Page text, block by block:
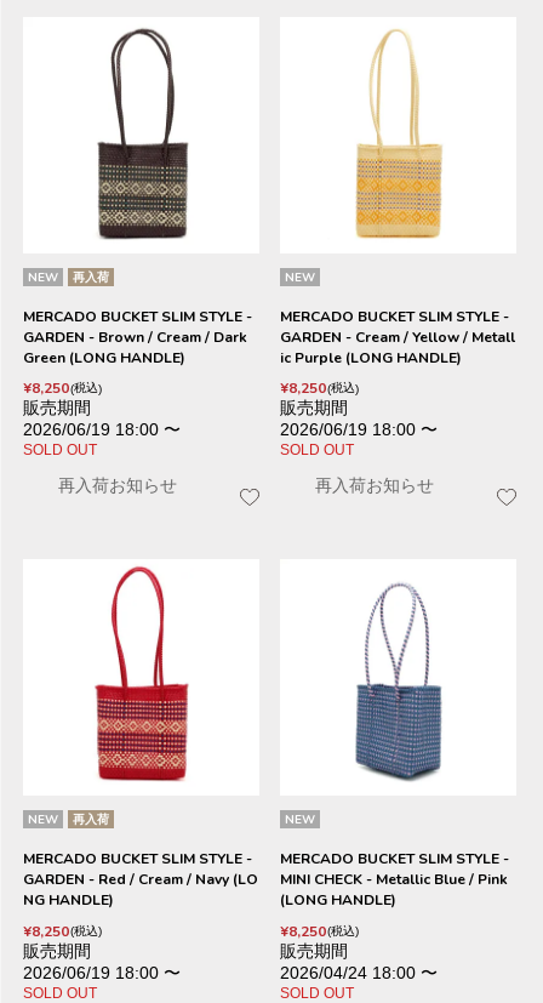
NEW 再入荷
MERCADO BUCKET SLIM STYLE -
GARDEN - Brown / Cream / Dark
Green (LONG HANDLE)
¥8,250 税込
販売期間
2026/06/19 18:00 〜
SOLD OUT
再入荷お知らせ
NEW
MERCADO BUCKET SLIM STYLE -
GARDEN - Cream / Yellow / Metall
ic Purple (LONG HANDLE)
¥8,250 税込
販売期間
2026/06/19 18:00 〜
SOLD OUT
再入荷お知らせ
NEW 再入荷
MERCADO BUCKET SLIM STYLE -
GARDEN - Red / Cream / Navy (LO
NG HANDLE)
¥8,250 税込
販売期間
2026/06/19 18:00 〜
SOLD OUT
NEW
MERCADO BUCKET SLIM STYLE -
MINI CHECK - Metallic Blue / Pink
(LONG HANDLE)
¥8,250 税込
販売期間
2026/04/24 18:00 〜
SOLD OUT